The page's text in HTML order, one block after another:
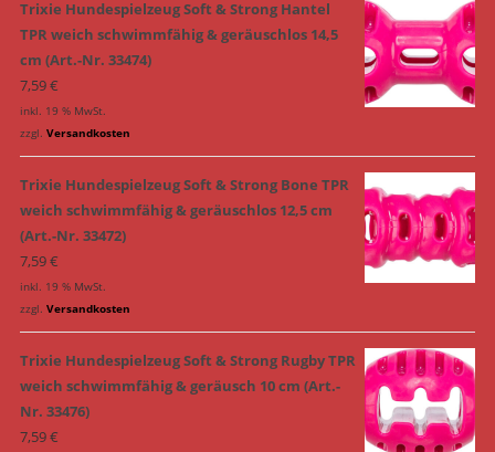
Trixie Hundespielzeug Soft & Strong Hantel
TPR weich schwimmfähig & geräuschlos 14,5
cm (Art.-Nr. 33474)
7,59€
inkl. 19 % MwSt.
zzgl. Versandkosten
Trixie Hundespielzeug Soft & Strong Bone TPR
weich schwimmfähig & geräuschlos 12,5 cm
(Art.-Nr. 33472)
7,59€
inkl. 19 % MwSt.
zzgl. Versandkosten
Trixie Hundespielzeug Soft & Strong Rugby TPR
weich schwimmfähig & geräusch 10 cm (Art.-
Nr. 33476)
7,59€